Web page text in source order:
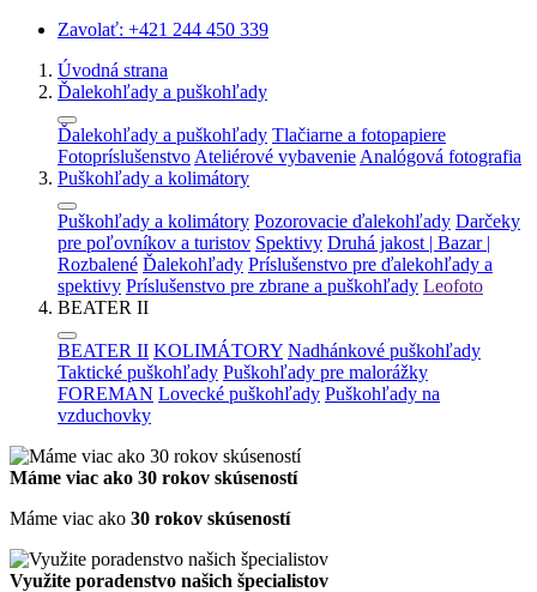
Zavolať: +421 244 450 339
Úvodná strana
Ďalekohľady a puškohľady
Ďalekohľady a puškohľady Tlačiarne a fotopapiere
Fotopríslušenstvo Ateliérové vybavenie Analógová fotografia
Puškohľady a kolimátory
Puškohľady a kolimátory Pozorovacie ďalekohľady Darčeky
pre poľovníkov a turistov Spektivy Druhá jakost | Bazar |
Rozbalené Ďalekohľady Príslušenstvo pre ďalekohľady a
spektivy Príslušenstvo pre zbrane a puškohľady Leofoto
BEATER II
BEATER II KOLIMÁTORY Nadhánkové puškohľady
Taktické puškohľady Puškohľady pre malorážky
FOREMAN Lovecké puškohľady Puškohľady na
vzduchovky
Máme viac ako 30 rokov skúseností
Máme viac ako 30 rokov skúseností
Využite poradenstvo našich špecialistov